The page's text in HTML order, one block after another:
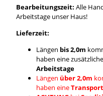
Bearbeitungszeit: Alle
Arbeitstage unser Haus!
Lieferzeit:
Längen bis 2,0m
haben eine zusätzliche
Arbeitstage
Längen über 2,0m
haben eine